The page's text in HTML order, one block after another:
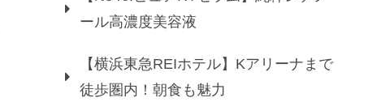
ール高濃度美容液
【横浜東急REIホテル】Kアリーナまで
徒歩圏内！朝食も魅力